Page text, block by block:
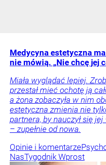
Medycyna estetyczna
nie mówią. „Nie chcę jej
Miała wyglądać lepiej.
przestał mieć ochotę ją
a żona zobaczyła w nim
estetyczna zmienia nie
partnera, by nauczył się
– zupełnie od nowa.
Opinie i komentarze
NasTygodnik Wprost